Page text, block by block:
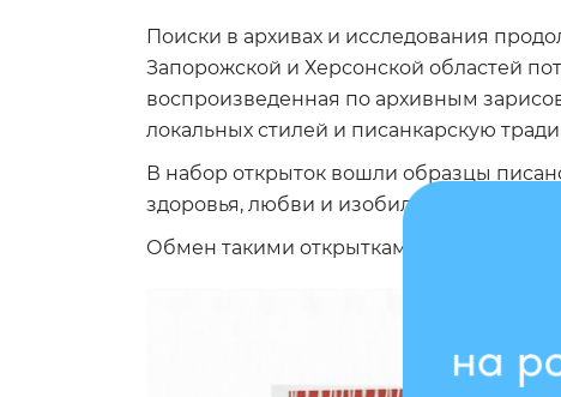
Поиски в архивах и исследования
Запорожской и Херсонской областей
воспроизведенная по архивным
локальных стилей и писанкарскую
В набор открыток вошли образцы
здоровья, любви и изобилия, в которые
Обмен такими открытками —